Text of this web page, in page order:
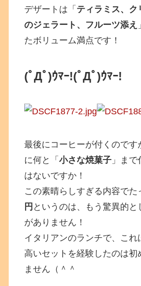
デザートは「 ティラミス、ク
のジェラート、フルーツ添え
たボリューム満点です！
(ﾟДﾟ)ｳﾏｰ!(ﾟДﾟ)ｳﾏｰ!
最後にコーヒーが付くのです
に何と「小さな焼菓子 」ま
はないですか！
この素晴らしすぎる内容でた
円 というのは、もう驚異的と
がありません！
イタリアンのランチで、これ
高いセットを経験したのは初
ません（＾＾